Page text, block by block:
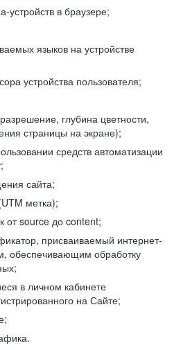
устройств в браузере;
языков на устройстве
устройства пользователя;
глубина цветности,
страницы на экране);
средств автоматизации
сайта;
метка);
от source до content;
присваиваемый интернет-
обеспечивающим обработку
в личном кабинете
на Сайте;